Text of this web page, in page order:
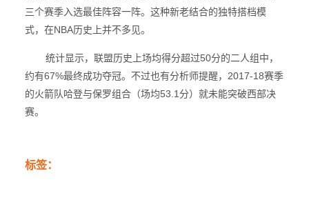
三个赛季入选最佳阵容一阵。这种新老结合的独特搭档模
式，在NBA历史上并不多见。
统计显示，联盟历史上场均得分超过50分的二人组中，
约有67%最终成功夺冠。不过也有分析师提醒，2017-18赛季
的火箭队哈登与保罗组合（场均53.1分）就未能突破西部决
赛。
标签：